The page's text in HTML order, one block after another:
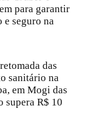
para garantir
e seguro na
das
sanitário na
em Mogi das
supera R$ 10